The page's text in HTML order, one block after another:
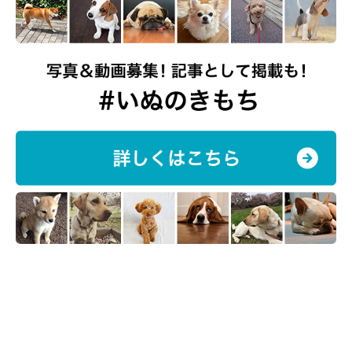
「ジェイクを愛でる日々が続いていってほし
い」